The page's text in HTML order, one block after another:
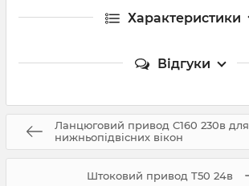
Характеристики
Відгуки
Ланцюговий привод C160 230в для
нижньопідвісних вікон
Штоковий привод T50 24в